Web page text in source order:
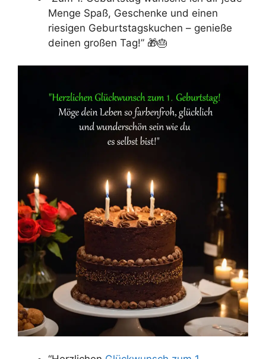
Menge Spaß, Geschenke und einen
riesigen Geburtstagskuchen – genieße
deinen großen Tag!” 🎁🎂